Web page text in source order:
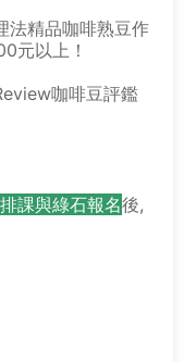
法精品咖啡熟豆作
元以上！
咖啡豆評鑑
課與綠石報名後,